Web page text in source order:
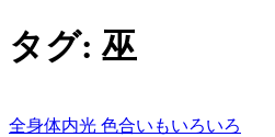
タグ:巫
全身体内光 色合いもいろいろ